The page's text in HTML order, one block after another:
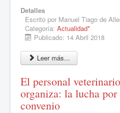
Detalles
Escrito por Manuel Tiago de
Categoría: Actualidad*
Publicado: 14 Abril 2018
Leer más...
El personal
organiza: la lucha
convenio